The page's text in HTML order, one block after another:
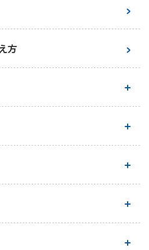
せ
ービス
（Web約款）
の健康と安心を手のひらに～
操
イト
まサービス向上の取組み
方
課題）
ス